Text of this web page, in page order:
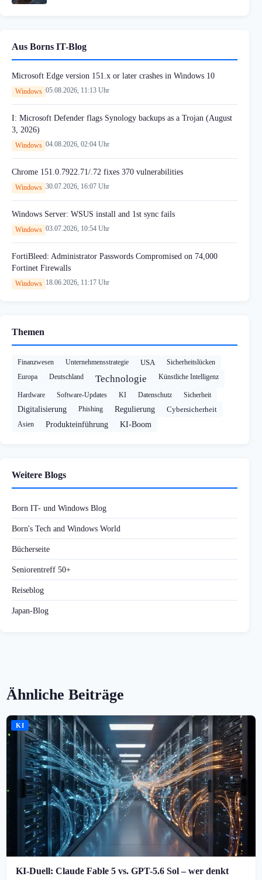
Aus Borns IT-Blog
Microsoft Edge version 151.x or later crashes in Windows 10
Windows 05.08.2026, 11:13 Uhr
I: Microsoft Defender flags Synology backups as a Trojan (August
3, 2026)
Windows 04.08.2026, 02:04 Uhr
Chrome 151.0.7922.71/.72 fixes 370 vulnerabilities
Windows 30.07.2026, 16:07 Uhr
Windows Server: WSUS install and 1st sync fails
Windows 03.07.2026, 10:54 Uhr
FortiBleed: Administrator Passwords Compromised on 74,000
Fortinet Firewalls
Windows 18.06.2026, 11:17 Uhr
Themen
Finanzwesen Unternehmensstrategie USA
Sicherheitslücken
Europa
Deutschland Technologie Künstliche Intelligenz
Hardware Software-Updates KI Datenschutz Sicherheit
Digitalisierung Phishing Regulierung Cybersicherheit
Asien Produkteinführung KI-Boom
Weitere Blogs
Born IT- und Windows Blog
Born's Tech and Windows World
Bücherseite
Seniorentreff 50+
Reiseblog
Japan-Blog
Ähnliche Beiträge
KI
KI-Duell: Claude Fable 5 vs. GPT-5.6 Sol – wer denkt